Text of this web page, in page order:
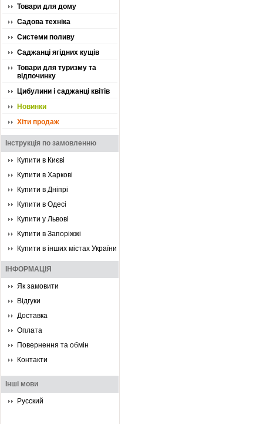
Товари для дому
Садова техніка
Системи поливу
Саджанці ягідних кущів
Товари для туризму та
відпочинку
Цибулини і саджанці квітів
Новинки
Хіти продаж
Інструкція по замовленню
Купити в Києві
Купити в Харкові
Купити в Дніпрі
Купити в Одесі
Купити у Львові
Купити в Запоріжжі
Купити в інших містах України
ІНФОРМАЦІЯ
Як замовити
Відгуки
Доставка
Оплата
Повернення та обмін
Контакти
Інші мови
Русский